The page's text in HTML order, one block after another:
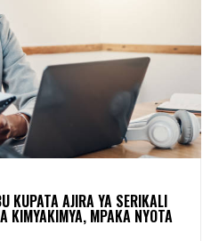
KUPATA AJIRA YA SERIKALI
KIMYAKIMYA, MPAKA NYOTA